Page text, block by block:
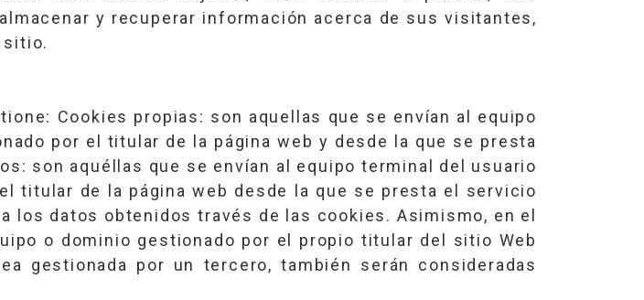
y recuperar información acerca de sus visitantes,
sitio.
Cookies propias: son aquellas que se envían al equipo
por el titular de la página web y desde la que se presta
son aquéllas que se envían al equipo terminal del usuario
titular de la página web desde la que se presta el servicio
los datos obtenidos través de las cookies. Asimismo, en el
o dominio gestionado por el propio titular del sitio Web
gestionada por un tercero, también serán consideradas